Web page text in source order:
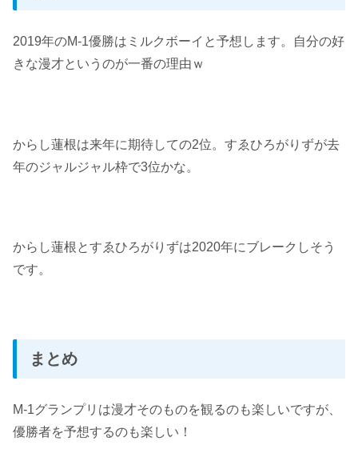
2019年のM-1優勝はミルクボーイと予想します。自分の好
きな漫才というのが一番の理由ｗ
からし蓮根は来年に期待しての2位。すゑひろがりずが去
年のジャルジャル枠で3位かな。
からし蓮根とすゑひろがりずは2020年にブレークしそう
です。
まとめ
M-1グランプリは漫才そのものを観るのも楽しいですが、
優勝者を予想するのも楽しい！